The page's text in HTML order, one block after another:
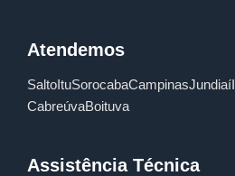
Atendemos
Salto ItuSorocabaCampinasJundiaí
CabreúvaBoituva
Assistência Técnica